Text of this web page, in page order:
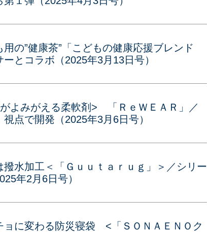
の”健康茶”「こどもの健康応援ブレンド
とコラボ（2025年3月13日号）
よみがえる柔軟剤> 「ＲｅＷＥＡＲ」／
点で開発（2025年3月6日号）
水加工＜「Ｇｕｕｔａｒｕｇ」＞／シリー
年2月6日号）
ョに変わる防災寝袋 <「ＳＯＮＡＥＮＯク